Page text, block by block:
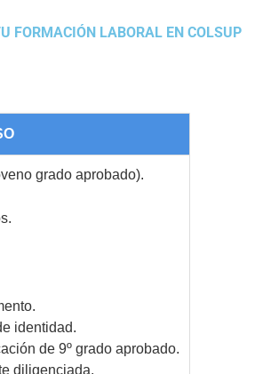
FORMACIÓN LABORAL EN COLSUP
grado aprobado).
identidad.
de 9º grado aprobado.
diligenciada.